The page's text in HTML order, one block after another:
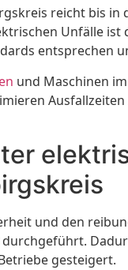
reicht bis
Unfälle
entsprechen
und Maschinen
und den
durchgeführt.
gesteigert.